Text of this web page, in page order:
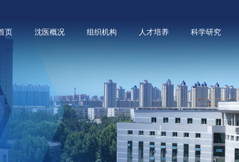
页 沈医概况 组织机构 人才培养 科学研究